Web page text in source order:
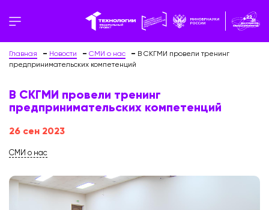
Главная Новости СМИ о нас
В СКГМИ провели тренинг
предпринимательских компетенций
В СКГМИ провели тренинг
предпринимательских компетенций
26 сен 2023
СМИ о нас